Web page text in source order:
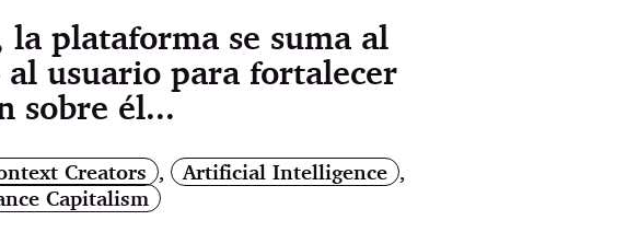
la plataforma se suma al
usuario para fortalecer
sobre él...
Creators , Artificial Intelligence ,
Capitalism